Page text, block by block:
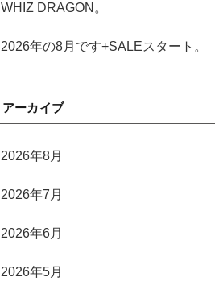
WHIZ DRAGON。
2026年の8月です+SALEスタート。
アーカイブ
2026年8月
2026年7月
2026年6月
2026年5月